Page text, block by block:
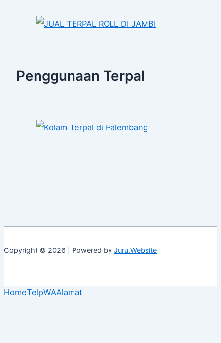
Penggunaan Terpal
Copyright © 2026 | Powered by Juru.Website
HomeTelpWAAlamat